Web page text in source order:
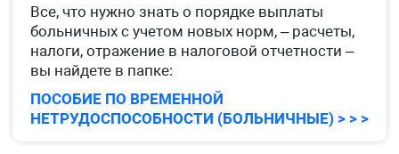
Все, что нужно знать о порядке выплаты
больничных с учетом новых норм, – расчеты,
налоги, отражение в налоговой отчетности –
вы найдете в папке:
ПОСОБИЕ ПО ВРЕМЕННОЙ
НЕТРУДОСПОСОБНОСТИ (БОЛЬНИЧНЫЕ) > > >